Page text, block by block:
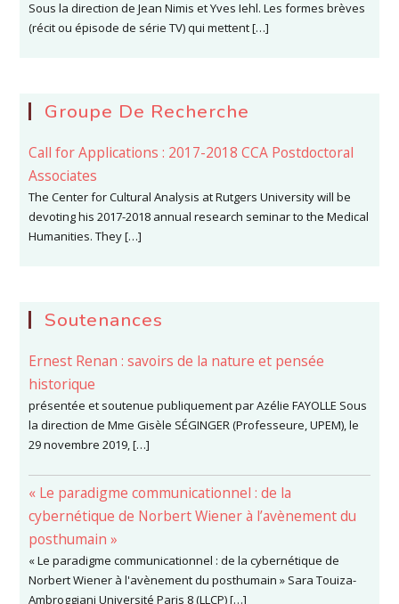
Sous la direction de Jean Nimis et Yves Iehl. Les formes brèves
(récit ou épisode de série TV) qui mettent […]
Groupe De Recherche
Call for Applications : 2017-2018 CCA Postdoctoral
Associates
The Center for Cultural Analysis at Rutgers University will be
devoting his 2017-2018 annual research seminar to the Medical
Humanities. They […]
Soutenances
Ernest Renan : savoirs de la nature et pensée
historique
présentée et soutenue publiquement par Azélie FAYOLLE Sous
la direction de Mme Gisèle SÉGINGER (Professeure, UPEM), le
29 novembre 2019, […]
« Le paradigme communicationnel : de la
cybernétique de Norbert Wiener à l’avènement du
posthumain »
« Le paradigme communicationnel : de la cybernétique de
Norbert Wiener à l'avènement du posthumain » Sara Touiza-
Ambroggiani Université Paris 8 (LLCP) […]